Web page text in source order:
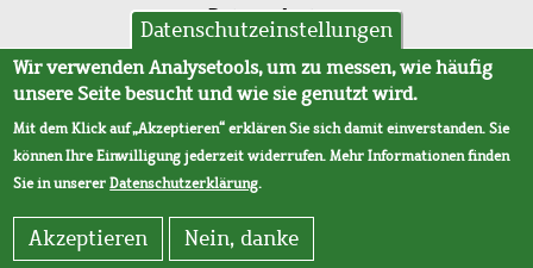
Datenschutz
AVB
Datenschutzeinstellungen
Wir verwenden Analysetools, um zu messen, wie häufig
unsere Seite besucht und wie sie genutzt wird.
Mit dem Klick auf „Akzeptieren“ erklären Sie sich damit einverstanden. Sie
können Ihre Einwilligung jederzeit widerrufen. Mehr Informationen finden
Sie in unsererDatenschutzerklärung.
Akzeptieren Nein, danke